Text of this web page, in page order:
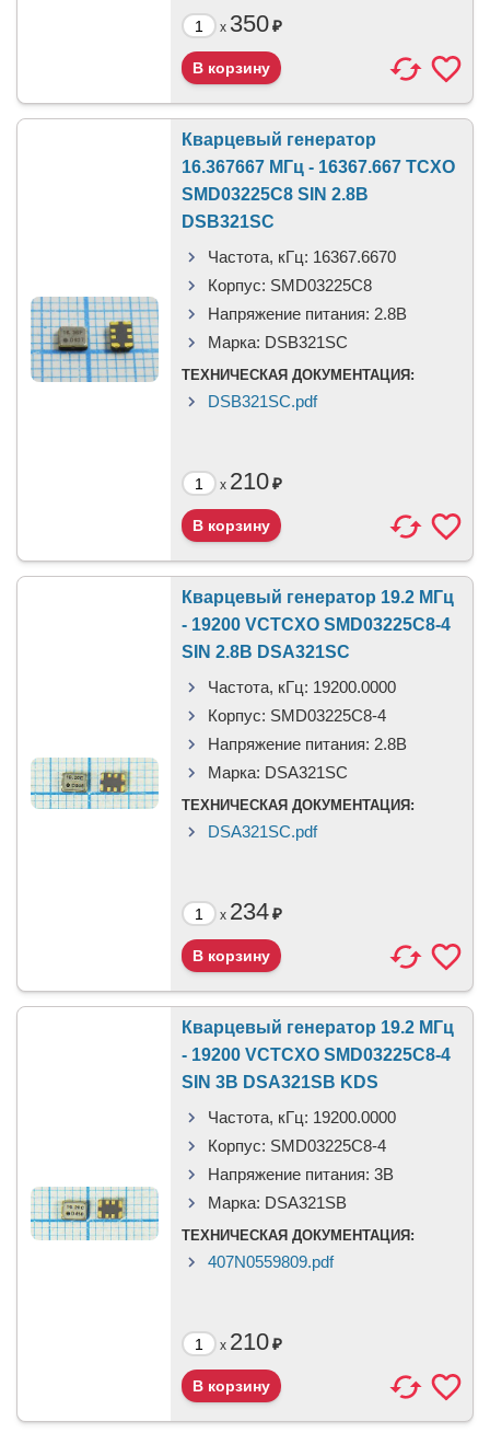
x 350₽
Кварцевый генератор
16.367667 МГц - 16367.667 TCXO
SMD03225C8 SIN 2.8В
DSB321SC
Частота, кГц: 16367.6670
Корпус: SMD03225C8
Напряжение питания: 2.8В
Марка: DSB321SC
ТЕХНИЧЕСКАЯ ДОКУМЕНТАЦИЯ:
DSB321SC.pdf
x 210₽
Кварцевый генератор 19.2 МГц
- 19200 VCTCXO SMD03225C8-4
SIN 2.8В DSA321SC
Частота, кГц: 19200.0000
Корпус: SMD03225C8-4
Напряжение питания: 2.8В
Марка: DSA321SC
ТЕХНИЧЕСКАЯ ДОКУМЕНТАЦИЯ:
DSA321SC.pdf
x 234₽
Кварцевый генератор 19.2 МГц
- 19200 VCTCXO SMD03225C8-4
SIN 3В DSA321SB KDS
Частота, кГц: 19200.0000
Корпус: SMD03225C8-4
Напряжение питания: 3В
Марка: DSA321SB
ТЕХНИЧЕСКАЯ ДОКУМЕНТАЦИЯ:
407N0559809.pdf
x 210₽